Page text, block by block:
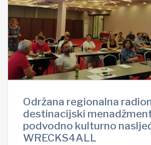
Održana regionalna
destinacijski
podvodno kulturno
WRECKS4ALL